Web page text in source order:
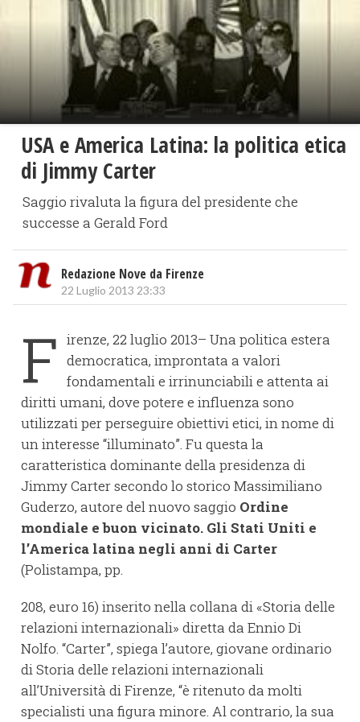
USA e America Latina: la politica etica
di Jimmy Carter
Saggio rivaluta la figura del presidente che
successe a Gerald Ford
Redazione Nove da Firenze
22 Luglio 2013 23:33
F irenze, 22 luglio 2013– Una politica estera
democratica, improntata a valori
fondamentali e irrinunciabili e attenta ai
diritti umani, dove potere e influenza sono
utilizzati per perseguire obiettivi etici, in nome di
un interesse “illuminato”. Fu questa la
caratteristica dominante della presidenza di
Jimmy Carter secondo lo storico Massimiliano
Guderzo, autore del nuovo saggio Ordine
mondiale e buon vicinato. Gli Stati Uniti e
l’America latina negli anni di Carter
(Polistampa, pp.
208, euro 16) inserito nella collana di «Storia delle
relazioni internazionali» diretta da Ennio Di
Nolfo. “Carter”, spiega l’autore, giovane ordinario
di Storia delle relazioni internazionali
all’Università di Firenze, “è ritenuto da molti
specialisti una figura minore. Al contrario, la sua